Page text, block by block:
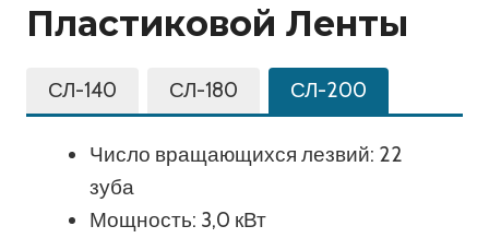
Пластиковой Ленты
СЛ-140 СЛ-180 СЛ-200
Число вращающихся лезвий: 22
зуба
Мощность: 3,0 кВт